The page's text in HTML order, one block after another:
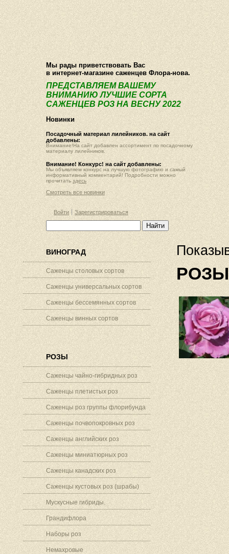
О компании Как купить Фотогалерея Статьи Опт
Мы рады приветствовать Вас
в интернет-магазине саженцев Флора-нова.
ПРЕДСТАВЛЯЕМ ВАШЕМУ
ВНИМАНИЮ ЛУЧШИЕ СОРТА
САЖЕНЦЕВ РОЗ НА ВЕСНУ 2022
Новинки
Посадочный материал лилейников. на сайт
добавлены:
Внимание!На сайт добавлен ассортимент по посадочному
материалу лилейников.
Внимание! Конкурс! на сайт добавлены:
Мы объявляем конкурс на лучшую фотографию и самый
информативный комментарий! Подробности можно
прочитать здесь
Смотреть все новинки
Войти Зарегистрироваться
ВИНОГРАД
Саженцы столовых сортов
Саженцы универсальных сортов
Саженцы бессемянных сортов
Саженцы винных сортов
РОЗЫ
Саженцы чайно-гибридных роз
Саженцы плетистых роз
Саженцы роз группы флорибунда
Саженцы почвопокровных роз
Саженцы английских роз
Саженцы миниатюрных роз
Саженцы канадских роз
Саженцы кустовых роз (шрабы)
Мускусные гибриды.
Грандифлора
Наборы роз
Немахровые
РОЗЫ